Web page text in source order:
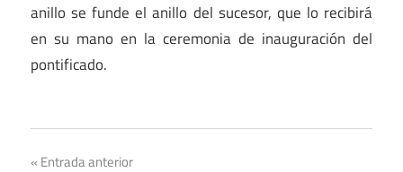
anillo se funde el anillo del sucesor, que lo recibirá
en su mano en la ceremonia de inauguración del
pontificado.
Entrada anterior